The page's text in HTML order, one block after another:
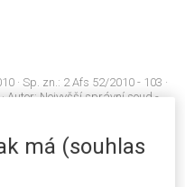
· Sp. zn.: 2 Afs 52/2010 - 103 ·
· Autor: Nejvyšší správní soud -
má (souhlas